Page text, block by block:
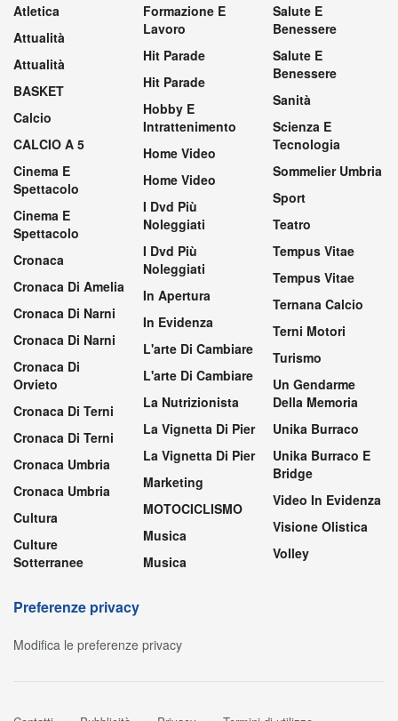
Atletica
Attualità
Attualità
BASKET
Calcio
CALCIO A 5
Cinema E
Spettacolo
Cinema E
Spettacolo
Cronaca
Cronaca Di Amelia
Cronaca Di Narni
Cronaca Di Narni
Cronaca Di
Orvieto
Cronaca Di Terni
Cronaca Di Terni
Cronaca Umbria
Cronaca Umbria
Cultura
Culture
Sotterranee
Formazione E
Lavoro
Hit Parade
Hit Parade
Hobby E
Intrattenimento
Home Video
Home Video
I Dvd Più
Noleggiati
I Dvd Più
Noleggiati
In Apertura
In Evidenza
L'arte Di Cambiare
L'arte Di Cambiare
La Nutrizionista
La Vignetta Di Pier
La Vignetta Di Pier
Marketing
MOTOCICLISMO
Musica
Musica
Salute E
Benessere
Salute E
Benessere
Sanità
Scienza E
Tecnologia
Sommelier Umbria
Sport
Teatro
Tempus Vitae
Tempus Vitae
Ternana Calcio
Terni Motori
Turismo
Un Gendarme
Della Memoria
Unika Burraco
Unika Burraco E
Bridge
Video In Evidenza
Visione Olistica
Volley
Preferenze privacy
Modifica le preferenze privacy